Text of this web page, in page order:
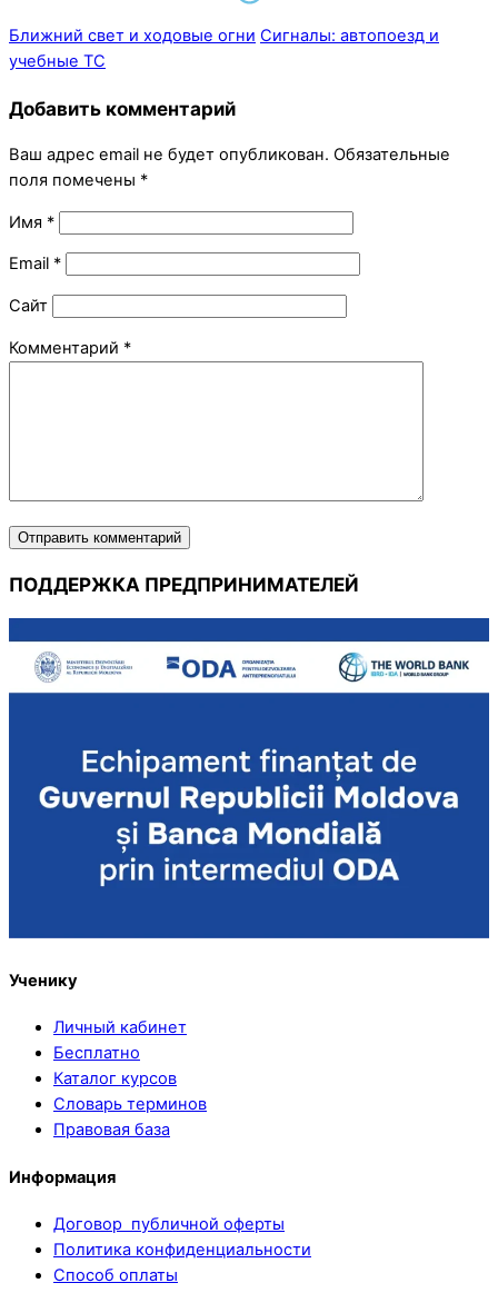
Ближний свет и ходовые огни Сигналы: автопоезд и
учебные ТС
Добавить комментарий
Ваш адрес email не будет опубликован. Обязательные
поля помечены *
Имя *
Email *
Сайт
Комментарий *
ПОДДЕРЖКА ПРЕДПРИНИМАТЕЛЕЙ
Ученику
Личный кабинет
Бесплатно
Каталог курсов
Словарь терминов
Правовая база
Информация
Договор публичной оферты
Политика конфиденциальности
Способ оплаты